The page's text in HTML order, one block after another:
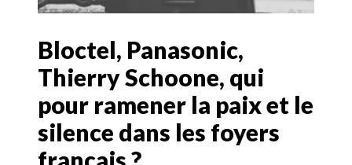
Bloctel, Panasonic,
Thierry Schoone, qui
pour ramener la paix et le
silence dans les foyers